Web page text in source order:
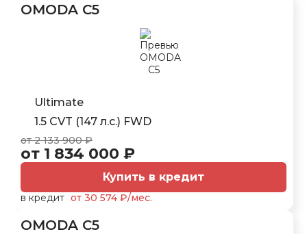
OMODA C5
Ultimate
1.5 CVT (147 л.с.) FWD
от 2 133 900 ₽
от 1 834 000 ₽
Купить в кредит
в кредит от 30 574 ₽/мес.
OMODA C5